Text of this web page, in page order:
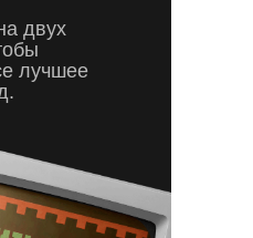
двух
лучшее